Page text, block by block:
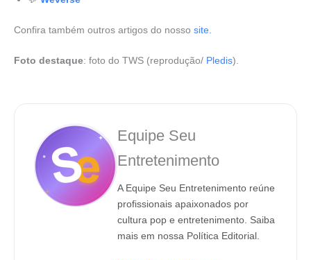
Confira também outros artigos do nosso site.
Foto destaque: foto do TWS (reprodução/ Pledis).
Equipe Seu
Entretenimento
A Equipe Seu Entretenimento reúne
profissionais apaixonados por
cultura pop e entretenimento. Saiba
mais em nossa Política Editorial.